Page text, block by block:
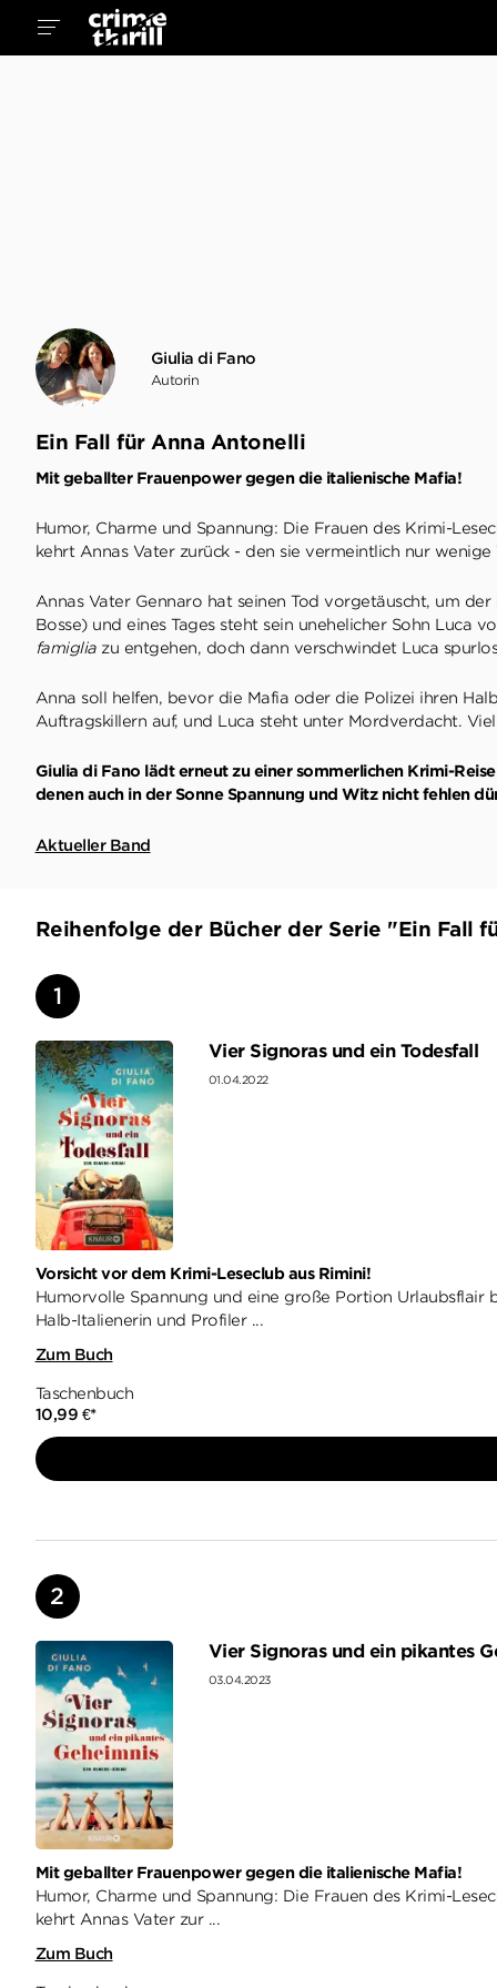
Giulia di Fano
Autorin
Ein Fall für Anna Antonelli
Mit geballter Frauenpower gegen die italienische Mafia!
Humor, Charme und Spannung: Die Frauen des Krimi-
kehrt Annas Vater zurück - den sie vermeintlich nur
Annas Vater Gennaro hat seinen Tod vorgetäuscht, um
Bosse) und eines Tages steht sein unehelicher Sohn Luca
famiglia zu entgehen, doch dann verschwindet Luca
Anna soll helfen, bevor die Mafia oder die Polizei ihren
Auftragskillern auf, und Luca steht unter Mordverdacht.
Giulia di Fano lädt erneut zu einer sommerlichen Krimi-
denen auch in der Sonne Spannung und Witz nicht fehlen
Aktueller Band
Reihenfolge der Bücher der Serie "Ein Fall
Vier Signoras und ein Todesfall
01.04.2022
Vorsicht vor dem Krimi-Leseclub aus Rimini!
Humorvolle Spannung und eine große Portion Urlaubsflair
Halb-Italienerin und Profiler ...
Zum Buch
Taschenbuch
10,99 €*
Vier Signoras und ein pikantes
03.04.2023
Mit geballter Frauenpower gegen die italienische Mafia!
Humor, Charme und Spannung: Die Frauen des Krimi-
kehrt Annas Vater zur ...
Zum Buch